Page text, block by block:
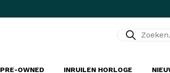
Zoeken...
PRE-OWNED INRUILEN HORLOGE